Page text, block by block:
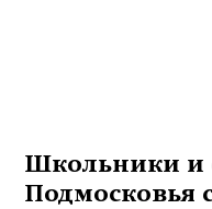
Школьники и
Подмосковья